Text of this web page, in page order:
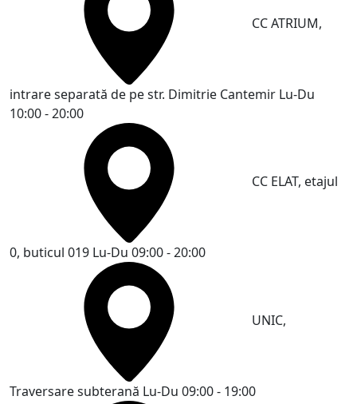
CC ATRIUM,
intrare separată de pe str. Dimitrie Cantemir Lu-Du
10:00 - 20:00
CC ELAT, etajul
0, buticul 019 Lu-Du 09:00 - 20:00
UNIC,
Traversare subterană Lu-Du 09:00 - 19:00